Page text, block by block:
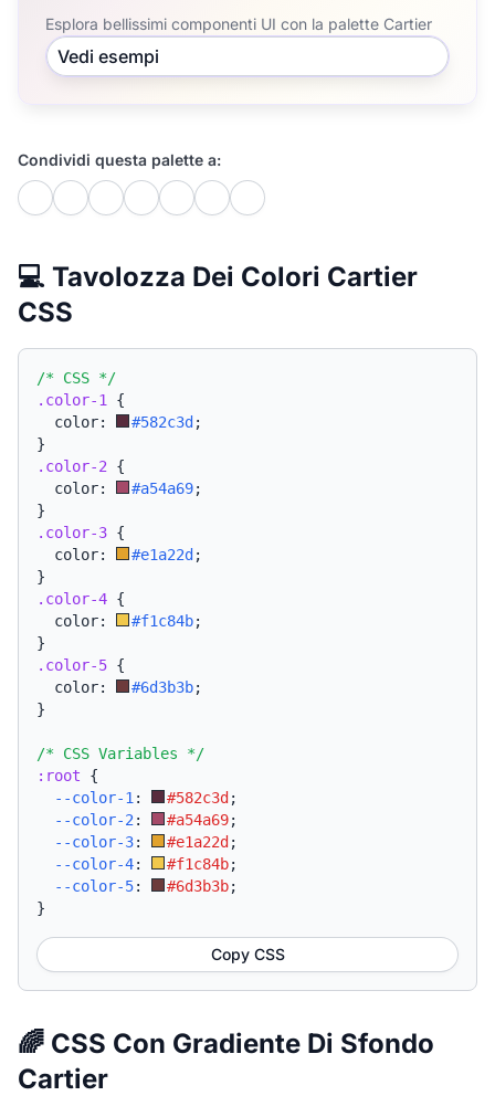
Esplora bellissimi componenti UI con la palette Cartier
Vedi esempi
Condividi questa palette a:
💻 Tavolozza Dei Colori Cartier
CSS
/* CSS */
.color-1
{
  color:
#582c3d ;
}
.color-2 {
  color:
#a54a69;
}
.color-3 {
  color:
#e1a22d ;
}
.color-4 {
  color:
#f1c84b;
}
.color-5 {
  color:
#6d3b3b;
}
/* CSS Variables */
:root {
--color-1 : #582c3d ;
--color-2 : #a54a69;
--color-3: #e1a22d ;
--color-4: #f1c84b;
--color-5: #6d3b3b;
}
Copy CSS
🌈 CSS Con Gradiente Di Sfondo
Cartier